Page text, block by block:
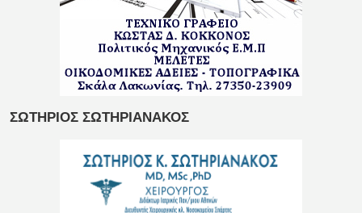
ΣΩΤΗΡΙΟΣ ΣΩΤΗΡΙΑΝΑΚΟΣ